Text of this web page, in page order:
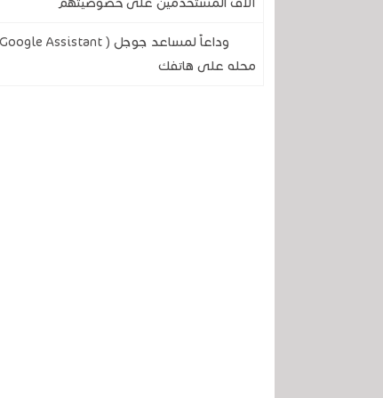
محله على هاتفك